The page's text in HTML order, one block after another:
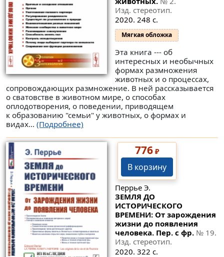
Изд. стереотип.
2020. 248 с.
Мягкая обложка
Эта книга --- об
интересных и необычных
формах размножения
животных и о процессах,
сопровождающих размножение. В ней рассказывается
о сватовстве в животном мире, о способах
оплодотворения, о поведении, приводящем
к образованию "семьи" у животных, о формах и
видах... (Подробнее)
776₽
В корзину
Перрье Э.
ЗЕМЛЯ ДО
ИСТОРИЧЕСКОГО
ВРЕМЕНИ: От зарождения
жизни до появления
человека. Пер. с фр. № 19.
Изд. стереотип.
2020. 322 с.